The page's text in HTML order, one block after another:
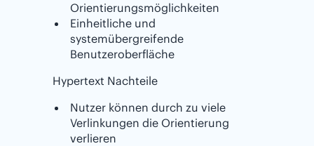
Orientierungsmöglichkeiten
Einheitliche und
systemübergreifende
Benutzeroberfläche
Hypertext Nachteile
Nutzer können durch zu viele
Verlinkungen die Orientierung
verlieren